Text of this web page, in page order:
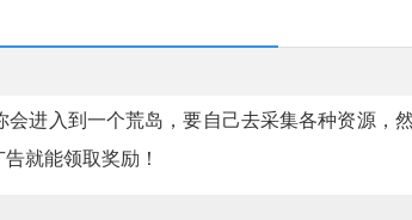
传奇游戏
进入到一个荒岛，要自己去采集各种资源
就能领取奖励！